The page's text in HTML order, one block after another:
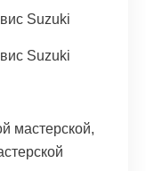
Suzuki
Suzuki
мастерской,